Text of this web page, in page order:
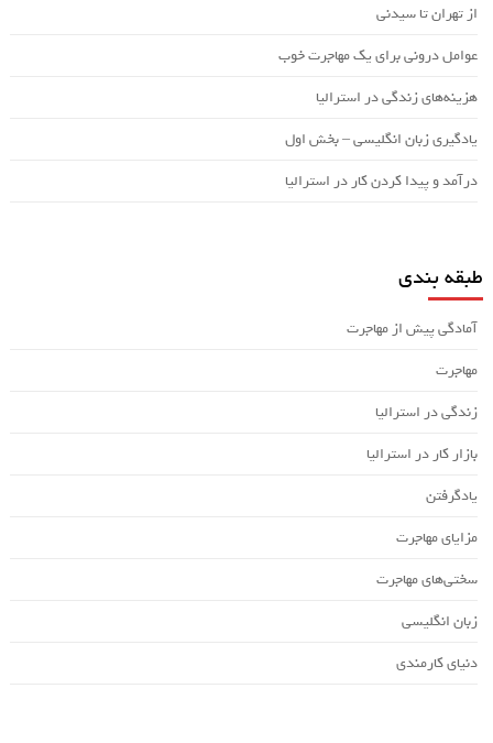
از تهران تا سیدنی
عوامل درونی برای یک مهاجرت خوب
هزینه‌های زندگی در استرالیا
یادگیری زبان انگلیسی – بخش اول
درآمد و پیدا کردن کار در استرالیا
طبقه بندی
آمادگی پیش از مهاجرت
مهاجرت
زندگی در استرالیا
بازار کار در استرالیا
یادگرفتن
مزایای مهاجرت
سختی‌های مهاجرت
زبان انگلیسی
دنیای کارمندی